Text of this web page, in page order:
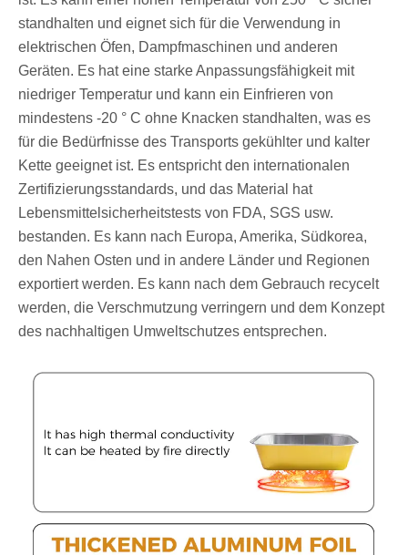
standhalten und eignet sich für die Verwendung in
elektrischen Öfen, Dampfmaschinen und anderen
Geräten. Es hat eine starke Anpassungsfähigkeit mit
niedriger Temperatur und kann ein Einfrieren von
mindestens -20 ° C ohne Knacken standhalten, was es
für die Bedürfnisse des Transports gekühlter und kalter
Kette geeignet ist. Es entspricht den internationalen
Zertifizierungsstandards, und das Material hat
Lebensmittelsicherheitstests von FDA, SGS usw.
bestanden. Es kann nach Europa, Amerika, Südkorea,
den Nahen Osten und in andere Länder und Regionen
exportiert werden. Es kann nach dem Gebrauch recycelt
werden, die Verschmutzung verringern und dem Konzept
des nachhaltigen Umweltschutzes entsprechen.